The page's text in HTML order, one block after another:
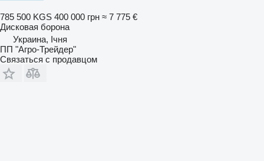
785 500 KGS 400 000 грн ≈ 7 775 €
Дисковая борона
Украина, Ічня
ПП "Агро-Трейдер"
Связаться с продавцом